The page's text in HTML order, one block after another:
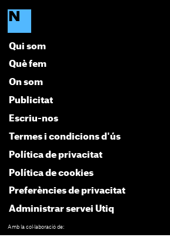
Qui som
Què fem
On som
Publicitat
Escriu-nos
Termes i condicions d'ús
Política de privacitat
Política de cookies
Preferències de privacitat
Administrar servei Utiq
Amb la col·laboració de: